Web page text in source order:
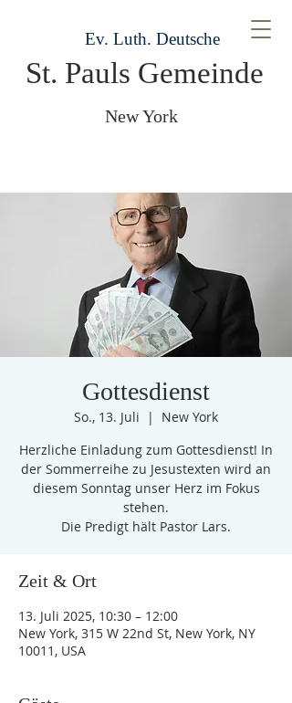
Ev. Luth. Deutsche
St. Pauls Gemeinde
New York
Gottesdienst
So., 13. Juli
  |
New York
Herzliche Einladung zum Gottesdienst! In
der Sommerreihe zu Jesustexten wird an
diesem Sonntag unser Herz im Fokus
stehen.
Die Predigt hält Pastor Lars.
Zeit & Ort
13. Juli 2025, 10:30 – 12:00
New York, 315 W 22nd St, New York, NY
10011, USA